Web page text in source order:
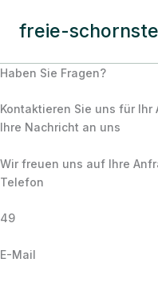
Inhaltfreie-
Haben Sie Fragen?
Kontaktieren Sie uns für Ihr
Ihre Nachricht an uns
Wir freuen uns auf Ihre
Telefon
49
E-Mail